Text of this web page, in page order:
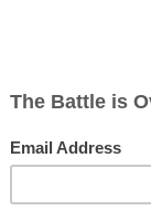
Unteroffizier,
Galacticaist